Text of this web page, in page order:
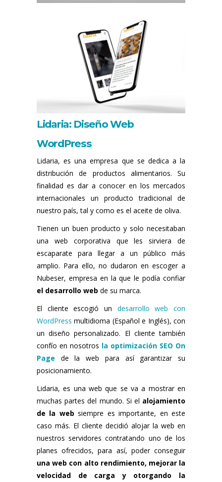
Lidaria: Diseño Web
WordPress
Lidaria, es una empresa que se dedica a la
distribución de productos alimentarios. Su
finalidad es dar a conocer en los mercados
internacionales un producto tradicional de
nuestro país, tal y como es el aceite de oliva.
Tienen un buen producto y solo necesitaban
una web corporativa que les sirviera de
escaparate para llegar a un público más
amplio. Para ello, no dudaron en escoger a
Nubeser, empresa en la que le podía confiar
el desarrollo web de su marca.
El cliente escogió un desarrollo web con
WordPress multidioma (Español e Inglés), con
un diseño personalizado. El cliente también
confío en nosotros la optimización SEO On
Page de la web para así garantizar su
posicionamiento.
Lidaria, es una web que se va a mostrar en
muchas partes del mundo. Si el alojamiento
de la web siempre es importante, en este
caso más. El cliente decidió alojar la web en
nuestros servidores contratando uno de los
planes ofrecidos, para así, poder conseguir
una web con alto rendimiento, mejorar la
velocidad de carga y otorgando la